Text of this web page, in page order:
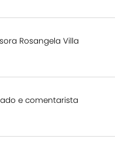
Rosangela Villa
e comentarista